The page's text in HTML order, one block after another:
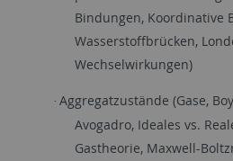
Bindungen, Koordinative
Wasserstoffbrücken,
Wechselwirkungen)
· Aggregatzustände (Gase,
Avogadro, Ideales vs.
Gastheorie, Maxwell-